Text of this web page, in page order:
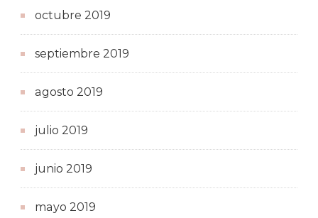
octubre 2019
septiembre 2019
agosto 2019
julio 2019
junio 2019
mayo 2019